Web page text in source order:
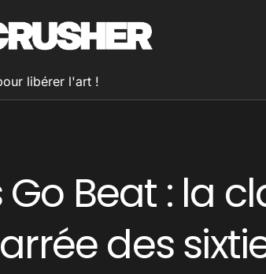
libérer l'art !
Go Beat : la
des